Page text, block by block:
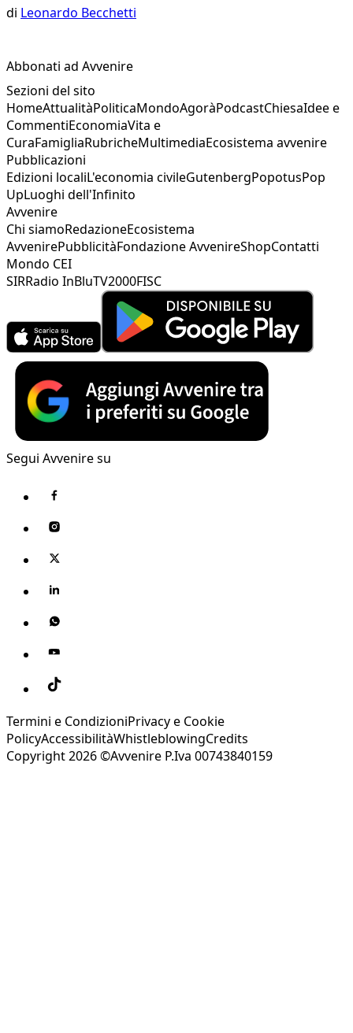
di Leonardo Becchetti
Abbonati ad Avvenire
Sezioni del sito
HomeAttualitàPoliticaMondoAgoràPodcastChiesaIdee e
CommentiEconomiaVita e
CuraFamigliaRubricheMultimediaEcosistema avvenire
Pubblicazioni
Edizioni localiL'economia civileGutenbergPopotusPop
UpLuoghi dell'Infinito
Avvenire
Chi siamoRedazioneEcosistema
AvvenirePubblicitàFondazione AvvenireShopContatti
Mondo CEI
SIRRadio InBluTV2000FISC
Segui Avvenire su
Termini e CondizioniPrivacy e Cookie
PolicyAccessibilitàWhistleblowingCredits
Copyright 2026 ©Avvenire P.Iva 00743840159